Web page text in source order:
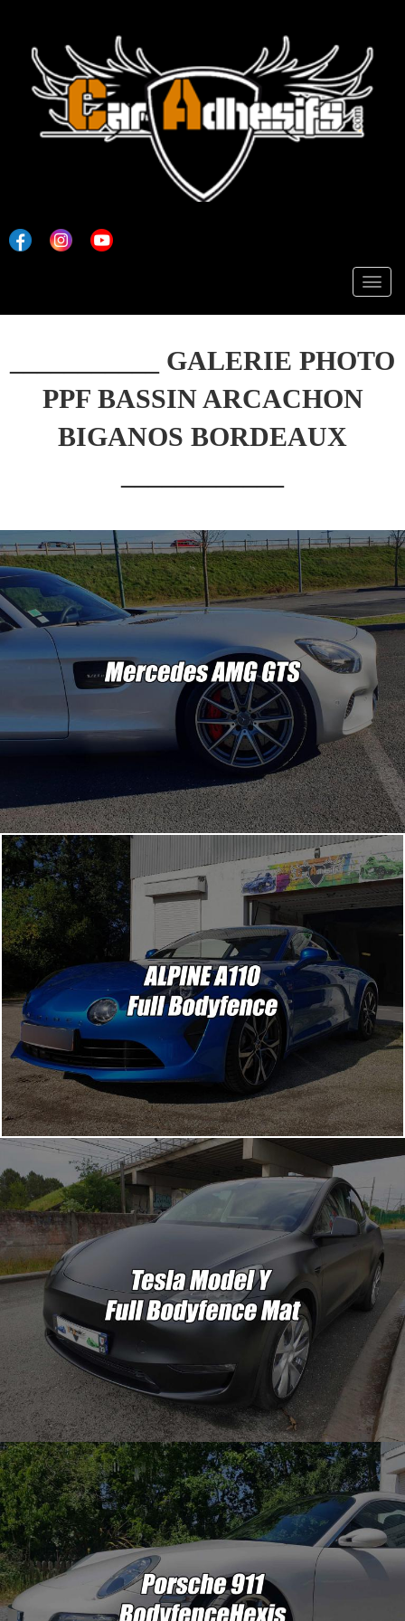
___________ GALERIE PHOTO
PPF BASSIN ARCACHON
BIGANOS BORDEAUX